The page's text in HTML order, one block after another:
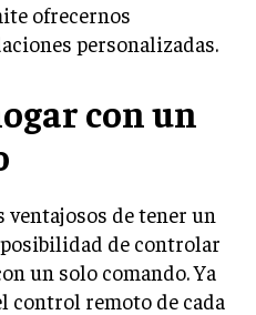
ofrecernos
personalizadas.
con un
ventajosos de tener un
de controlar
un solo comando. Ya
control remoto de cada